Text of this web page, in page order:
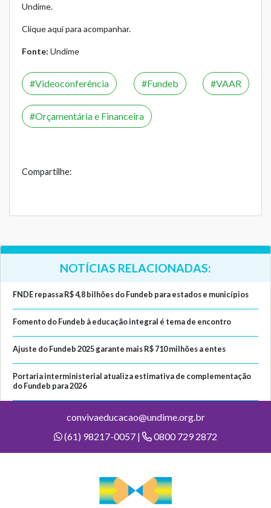
Undime.
Clique aqui para acompanhar.
Fonte: Undime
Videoconferência Fundeb VAAR
Orçamentária e Financeira
Compartilhe:
NOTÍCIAS RELACIONADAS:
FNDE repassa R$ 4,8 bilhões do Fundeb para estados e municípios
Fomento do Fundeb à educação integral é tema de encontro
Ajuste do Fundeb 2025 garante mais R$ 710 milhões a entes
Portaria interministerial atualiza estimativa de complementação
do Fundeb para 2026
convivaeducacao@undime.org.br
(61) 98217-0057 |
0800 729 2872